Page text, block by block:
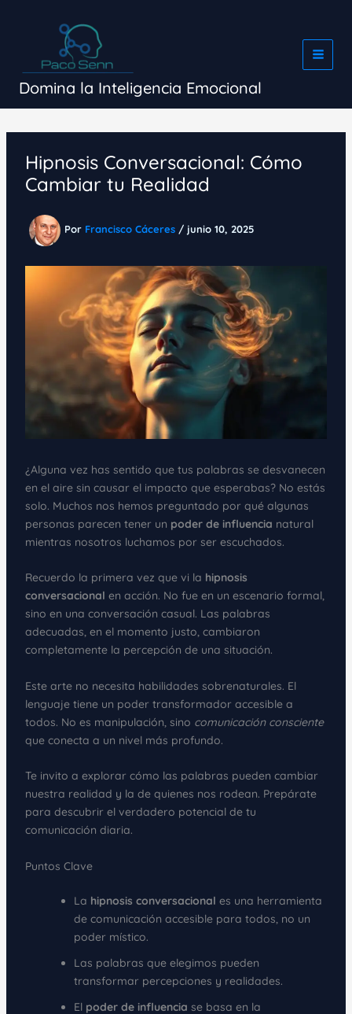
Domina la Inteligencia Emocional
Hipnosis Conversacional: Cómo
Cambiar tu Realidad
Por Francisco Cáceres / junio 10, 2025
¿Alguna vez has sentido que tus palabras se desvanecen
en el aire sin causar el impacto que esperabas? No estás
solo. Muchos nos hemos preguntado por qué algunas
personas parecen tener un poder de influencia natural
mientras nosotros luchamos por ser escuchados.
Recuerdo la primera vez que vi la hipnosis
conversacional en acción. No fue en un escenario formal,
sino en una conversación casual. Las palabras
adecuadas, en el momento justo, cambiaron
completamente la percepción de una situación.
Este arte no necesita habilidades sobrenaturales. El
lenguaje tiene un poder transformador accesible a
todos. No es manipulación, sino comunicación consciente
que conecta a un nivel más profundo.
Te invito a explorar cómo las palabras pueden cambiar
nuestra realidad y la de quienes nos rodean. Prepárate
para descubrir el verdadero potencial de tu
comunicación diaria.
Puntos Clave
La hipnosis conversacional es una herramienta
de comunicación accesible para todos, no un
poder místico.
Las palabras que elegimos pueden
transformar percepciones y realidades.
El poder de influencia se basa en la